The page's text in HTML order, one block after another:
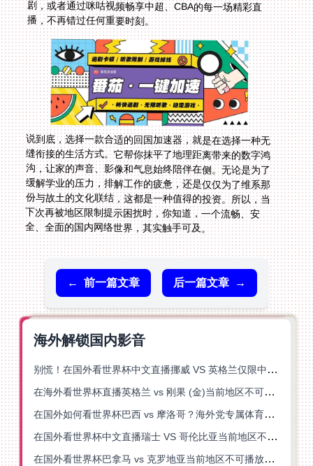
播，不再错过任何重要时刻。
说到底，选择一款合适的回国加速器，就是在选择一种无
缝衔接的生活方式。它帮你抹平了地理距离带来的数字鸿
沟，让家的声音、影像和气息始终陪伴在侧。无论是为了
缓解学业的压力，排解工作的疲惫，还是仅仅为了维系那
份与故土的文化联结，这都是一种值得的投资。所以，当
下次再被地区限制提示困扰时，你知道，一个流畅、安
全、全面的国内网络世界，其实触手可及。
← 前一篇文章 后一篇文章 →
海外解锁国内影音
别慌！在国外看世界杯中文直播挪威 VS 英格兰仅限中国大陆？这篇指南帮你搞定
在海外看世界杯直播英格兰 vs 刚果 (金)当前地区不可播放？这篇指南帮你突破所有限制
在国外如何看世界杯巴西 vs 摩洛哥？海外党专属体育观赛指南来了
在国外看世界杯中文直播瑞士 VS 哥伦比亚当前地区不可播放？这篇指南帮你搞定
在国外看世界杯巴拿马 vs 克罗地亚当前地区不可播放？这篇指南帮你轻松解决海外体育直播难题